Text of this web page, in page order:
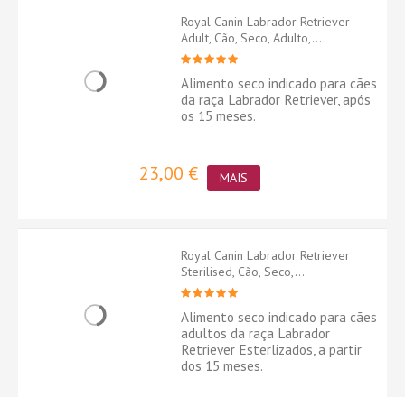
Royal Canin Labrador Retriever
Adult, Cão, Seco, Adulto,...
Alimento seco indicado para cães
da raça Labrador Retriever, após
os 15 meses.
23,00 € MAIS
Royal Canin Labrador Retriever
Sterilised, Cão, Seco,...
Alimento seco indicado para cães
adultos da raça Labrador
Retriever Esterlizados, a partir
dos 15 meses.